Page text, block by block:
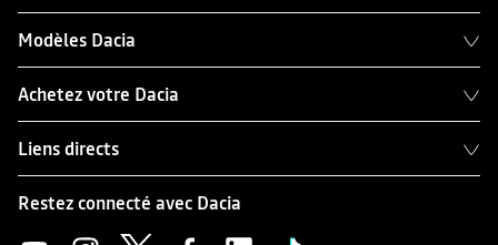
Modèles Dacia
Achetez votre Dacia
Liens directs
Restez connecté avec Dacia